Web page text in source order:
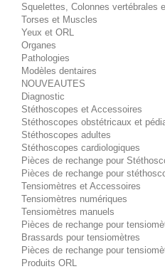
Squelettes, Colonnes vertébrales
Torses et Muscles
Yeux et ORL
Organes
Pathologies
Modèles dentaires
NOUVEAUTES
Diagnostic
Stéthoscopes et Accessoires
Stéthoscopes obstétricaux et
Stéthoscopes adultes
Stéthoscopes cardiologiques
Pièces de rechange pour
Pièces de rechange pour
Tensiomètres et Accessoires
Tensiomètres numériques
Tensiomètres manuels
Pièces de rechange pour
Brassards pour tensiomètres
Pièces de rechange pour
Produits ORL